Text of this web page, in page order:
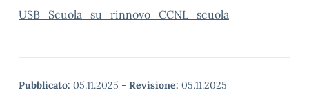
USB_Scuola_su_rinnovo_CCNL_scuola
Pubblicato: 05.11.2025 - Revisione: 05.11.2025